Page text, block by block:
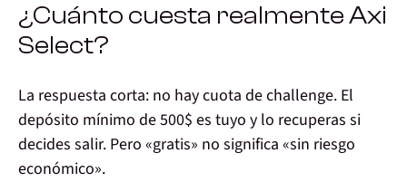
¿Cuánto cuesta realmente Axi
Select?
La respuesta corta: no hay cuota de challenge. El
depósito mínimo de 500$ es tuyo y lo recuperas si
decides salir. Pero «gratis» no significa «sin riesgo
económico».